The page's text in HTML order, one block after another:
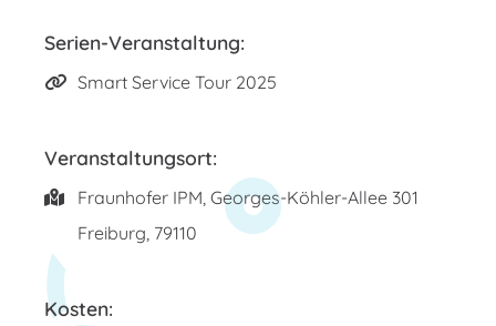
Serien-Veranstaltung:
Smart Service Tour 2025
Veranstaltungsort:
Fraunhofer IPM, Georges-Köhler-Allee 301
Freiburg 79110
Kosten: